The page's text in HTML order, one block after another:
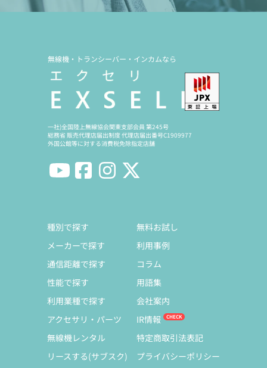
無線機・トランシーバー・インカムなら
一社)全国陸上無線協会関東支部会員 第245号
総務省 販売代理店届出制度 代理店届出番号C1909977
外国公館等に対する消費税免除指定店舗
種別で探す
メーカーで探す
通信距離で探す
性能で探す
利用業種で探す
アクセサリ・パーツ
無線機レンタル
リースする(サブスク)
無料お試し
利用事例
コラム
用語集
会社案内
IR情報
特定商取引法表記
プライバシーポリシー